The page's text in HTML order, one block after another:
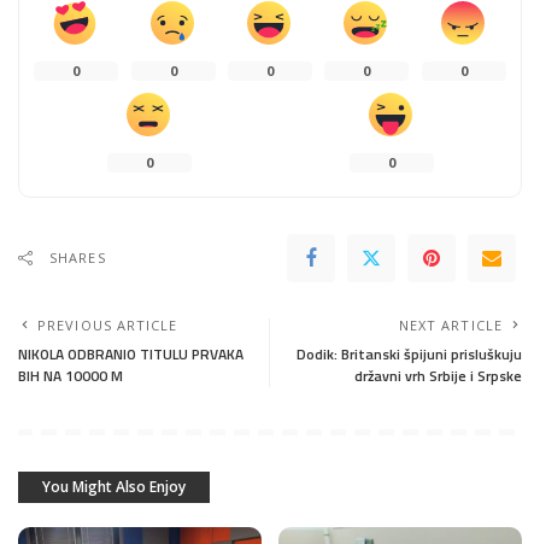
0 0 0 0 0
0 0
SHARES
PREVIOUS ARTICLE
NIKOLA ODBRANIO TITULU PRVAKA
BIH NA 10000 M
NEXT ARTICLE
Dodik: Britanski špijuni prisluškuju
državni vrh Srbije i Srpske
You Might Also Enjoy